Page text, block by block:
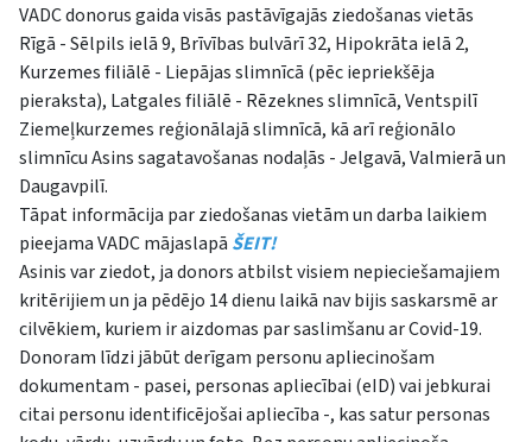
VADC donorus gaida visās pastāvīgajās ziedošanas vietās
Rīgā - Sēlpils ielā 9, Brīvības bulvārī 32, Hipokrāta ielā 2,
Kurzemes filiālē - Liepājas slimnīcā (pēc iepriekšēja
pieraksta), Latgales filiālē - Rēzeknes slimnīcā, Ventspilī
Ziemeļkurzemes reģionālajā slimnīcā, kā arī reģionālo
slimnīcu Asins sagatavošanas nodaļās - Jelgavā, Valmierā un
Daugavpilī.
Tāpat informācija par ziedošanas vietām un darba laikiem
pieejama VADC mājaslapā ŠEIT!
Asinis var ziedot, ja donors atbilst visiem nepieciešamajiem
kritērijiem un ja pēdējo 14 dienu laikā nav bijis saskarsmē ar
cilvēkiem, kuriem ir aizdomas par saslimšanu ar Covid-19.
Donoram līdzi jābūt derīgam personu apliecinošam
dokumentam - pasei, personas apliecībai (eID) vai jebkurai
citai personu identificējošai apliecība -, kas satur personas